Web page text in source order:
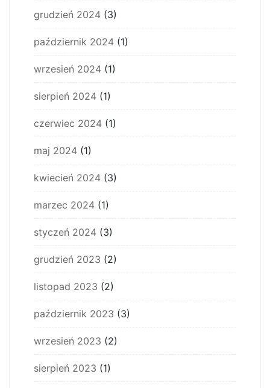
grudzień 2024 (3)
październik 2024 (1)
wrzesień 2024 (1)
sierpień 2024 (1)
czerwiec 2024 (1)
maj 2024 (1)
kwiecień 2024 (3)
marzec 2024 (1)
styczeń 2024 (3)
grudzień 2023 (2)
listopad 2023 (2)
październik 2023 (3)
wrzesień 2023 (2)
sierpień 2023 (1)